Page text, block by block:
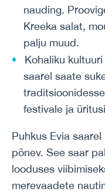
nauding.
Kreeka salat,
palju muud.
Kohaliku
saarel saate
festivale ja
Puhkus Evia
põnev. See saar
looduses
merevaadete